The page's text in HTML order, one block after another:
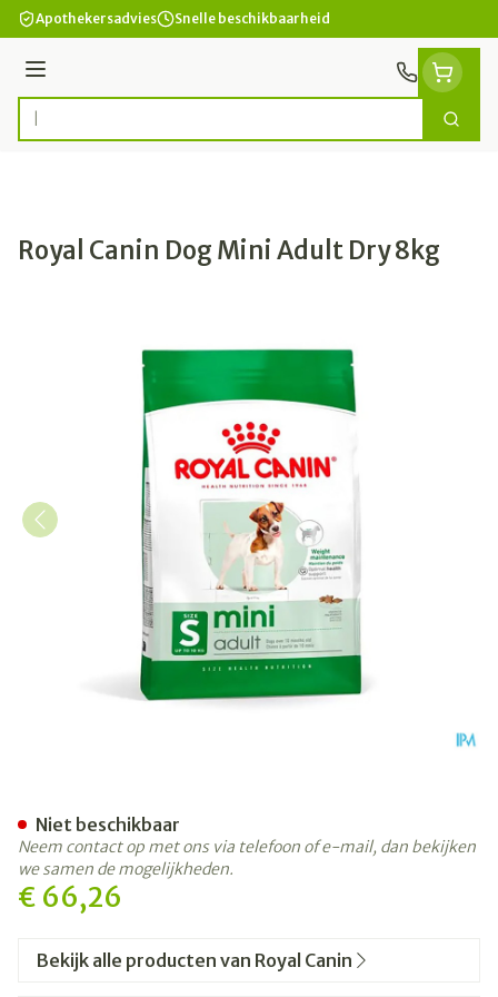
Ga naar de inhoud
Apothekersadvies Snelle beschikbaarheid
Menu
Product, merk, categorie... Zoek
Royal Canin Dog Mini Adult Dry 8kg
€ 66,26
Niet beschikbaar
Neem contact op met ons via telefoon of e-mail, dan bekijken
we samen de mogelijkheden.
Bekijk alle producten van Royal Canin